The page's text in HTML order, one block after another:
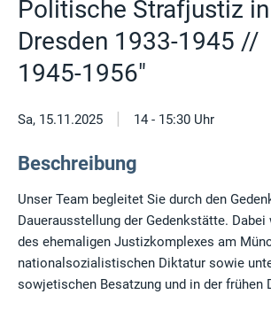
Politische Strafjustiz in
Dresden 1933-1945 //
1945-1956"
Sa, 15.11.2025 | 14 - 15:30 Uhr
Beschreibung
Unser Team begleitet Sie durch den
Dauerausstellung der Gedenkstätte.
des ehemaligen Justizkomplexes am
nationalsozialistischen Diktatur sowie
sowjetischen Besatzung und in der frühen